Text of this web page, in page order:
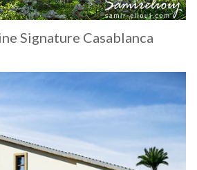
Signature Casablanca